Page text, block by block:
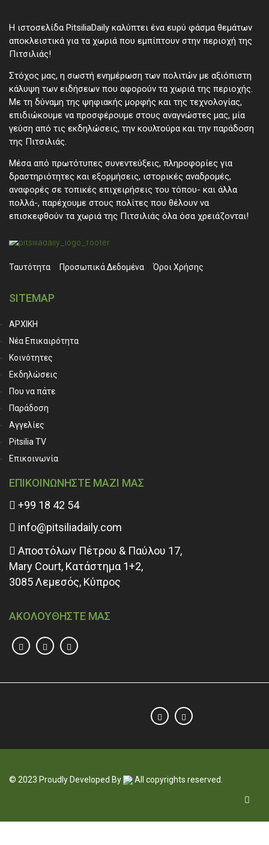
Η ιστοσελίδα PitsiliaDaily καλύπτει ένα ευρύ φάσμα θεμάτων
αποκλειστικά για τα χωριά που εμπίπτουν στην περιοχή της
Πιτσιλιάς!
Στόχος μας, η σωστή ενημέρωση των πολιτών με αξιόπιστη
κάλυψη των ειδήσεων που αφορούν τα χωριά της περιοχής.
Με τη δύναμη της ψηφιακής μορφής και της τεχνολογίας,
επιδιώκουμε να προσφέρουμε στους αναγνώστες μας, μία
γεύση από τις εκδηλώσεις, την κουλτούρα και την παράδοση
της Πιτσιλιάς.
Μέσα από πρωτότυπες συνεντεύξεις, πληροφορίες για
δραστηριότητες και εξορμήσεις, ιστορικές αναδρομές,
αναφορές σε τοπικές επιχειρήσεις του τόπου- και άλλα
πολλά-, παρέχουμε στους πολίτες που θέλουν να
επισκεφθούν τα χωριά της Πιτσιλιάς όλα όσα χρειάζονται!
Ταυτότητα Προσωπικά ∆εδομένα Όροι Χρήσης
SITEMAP
ΑΡΧΙΚΗ
Νέα Επικαιρότητα
Κοινότητες
Εκδηλώσεις
Που να πάτε
Παράδοση
Αγγελίες
Pitsilia TV
Επικοινωνία
ΕΠΙΚΟΙΝΩΝΗΣΤΕ ΜΑΖΙ ΜΑΣ
+99 18 42 54
info@pitsiliadaily.com
Αποστόλων Πέτρου & Παύλου 17,
Mary Court, Κατάστημα 1+2,
3085 Λεμεσός, Κύπρος
ΑΚΟΛΟΥΘΗΣΤΕ ΜΑΣ
© 2023 Proudly Developed By All copyrights reserved.